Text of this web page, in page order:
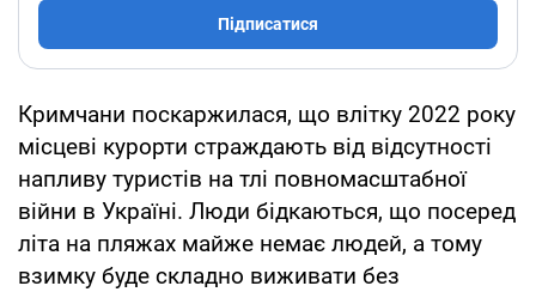
Підписатися
Кримчани поскаржилася, що влітку 2022 року
місцеві курорти страждають від відсутності
напливу туристів на тлі повномасштабної
війни в Україні. Люди бідкаються, що посеред
літа на пляжах майже немає людей, а тому
взимку буде складно виживати без